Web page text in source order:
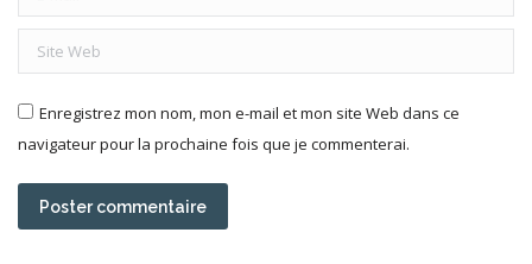
Site Web
Enregistrez mon nom, mon e-mail et mon site Web dans ce
navigateur pour la prochaine fois que je commenterai.
Poster commentaire